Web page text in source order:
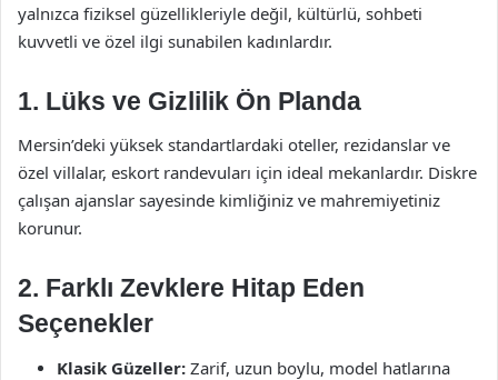
yalnızca fiziksel güzellikleriyle değil, kültürlü, sohbeti
kuvvetli ve özel ilgi sunabilen kadınlardır.
1. Lüks ve Gizlilik Ön Planda
Mersin’deki yüksek standartlardaki oteller, rezidanslar ve
özel villalar, eskort randevuları için ideal mekanlardır. Diskre
çalışan ajanslar sayesinde kimliğiniz ve mahremiyetiniz
korunur.
2. Farklı Zevklere Hitap Eden
Seçenekler
Klasik Güzeller: Zarif, uzun boylu, model hatlarına